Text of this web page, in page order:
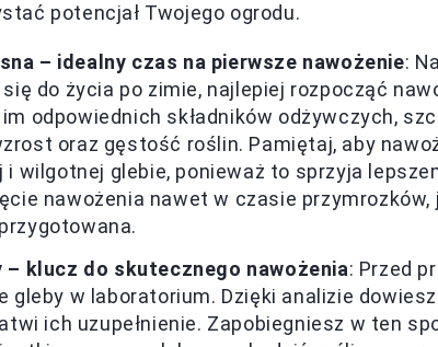
potencjał Twojego ogrodu.
– idealny czas na pierwsze nawożenie:
do życia po zimie, najlepiej rozpocząć
odpowiednich składników odżywczych,
oraz gęstość roślin. Pamiętaj, aby
i wilgotnej glebie, ponieważ to sprzyja
nawożenia nawet w czasie
– klucz do skutecznego nawożenia: Przed
gleby w laboratorium. Dzięki analizie
ich uzupełnienie. Zapobiegniesz w ten